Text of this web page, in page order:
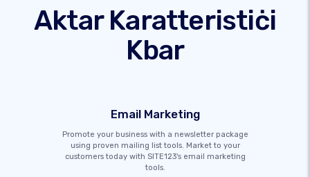
Aktar Karatteristiċi
Kbar
Email Marketing
Promote your business with a newsletter package
using proven mailing list tools. Market to your
customers today with SITE123's email marketing
tools.